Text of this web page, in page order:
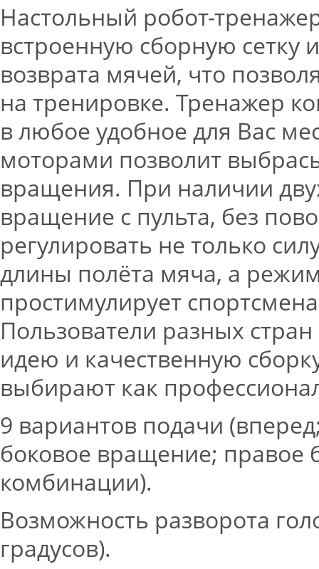
Настольный робот-
встроенную сборную сетку
возврата мячей, что
на тренировке. Тренажер
в любое удобное для Вас
моторами позволит
вращения. При наличии
вращение с пульта, без
регулировать не только
длины полёта мяча, а
простимулирует
Пользователи разных
идею и качественную
выбирают как
9 вариантов подачи
боковое вращение; правое
комбинации).
Возможность разворота
градусов).